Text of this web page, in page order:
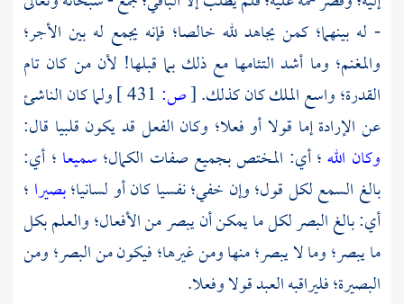
- له بينهما؛ كمن يجاهد لله خالصا؛ فإنه يجمع له بين الأجر؛
والمغنم؛ وما أشد التئامها مع ذلك بما قبلها! لأن من كان تام
القدرة؛ واسع الملك كان كذلك.[ص:
ولما كان الناشئ
عن الإرادة إما قولا أو فعلا؛ وكان الفعل قد يكون قلبيا قال:
وكان الله؛ أي: المختص بجميع صفات الكمال؛ سميعا ؛ أي:
بالغ السمع لكل قول؛ وإن خفي؛ نفسيا كان أو لسانيا؛بصيرا ؛
أي: بالغ البصر لكل ما يمكن أن يبصر من الأفعال؛ والعلم بكل
ما يبصر؛ وما لا يبصر؛ منها ومن غيرها؛ فيكون من البصر؛ ومن
البصيرة؛ فليراقبه العبد قولا وفعلا.